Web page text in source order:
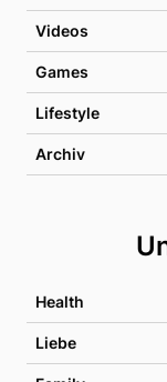
Videos
Games
Lifestyle
Archiv
Health
Liebe